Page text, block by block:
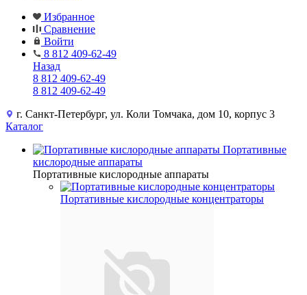
Избранное
Сравнение
Войти
8 812 409-62-49
Назад
8 812 409-62-49
8 812 409-62-49
г. Санкт-Петербург, ул. Коли Томчака, дом 10, корпус 3
Каталог
Портативные
кислородные аппараты
Портативные кислородные аппараты
Портативные кислородные концентраторы